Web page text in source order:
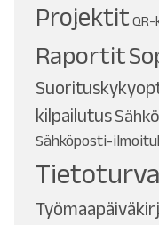
Projektit QR-
Raportit
kilpailutus
Sähköposti-
Tietoturva